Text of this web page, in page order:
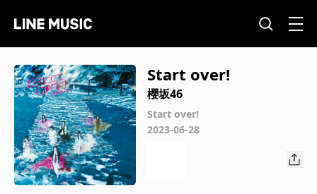
Start over!
櫻坂46
Start over!
2023-06-28